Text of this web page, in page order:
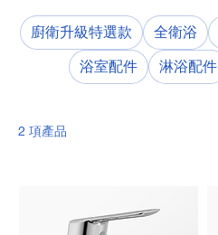
廚衛升級特選款 全衛浴
浴室配件
淋浴配件
2 項產品